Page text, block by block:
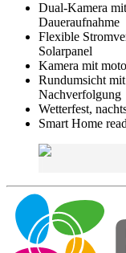
Dual-Kamera
Daueraufnahme
Flexible
Solarpanel
Kamera mit
Rundumsicht
Nachverfolgung
Wetterfest,
Smart Home